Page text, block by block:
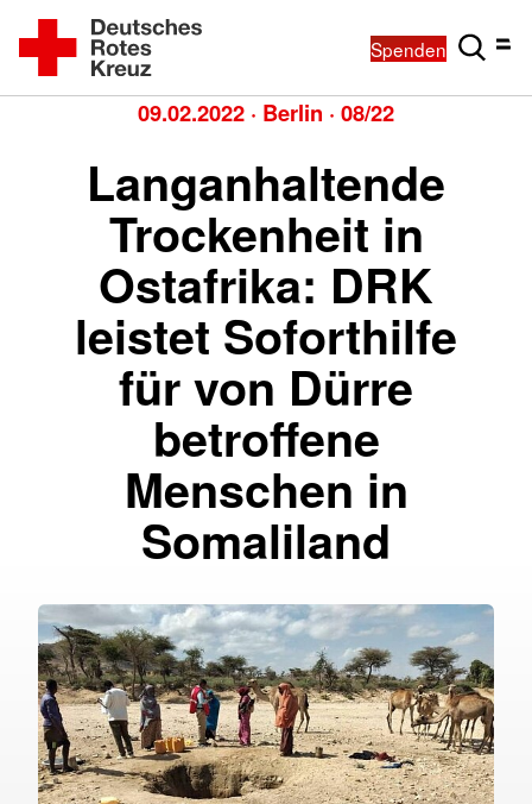
Spenden
09.02.2022 · Berlin · 08/22
Langanhaltende
Trockenheit in
Ostafrika: DRK
leistet Soforthilfe
für von Dürre
betroffene
Menschen in
Somaliland